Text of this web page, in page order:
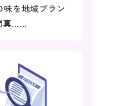
味を地域ブラン
真……